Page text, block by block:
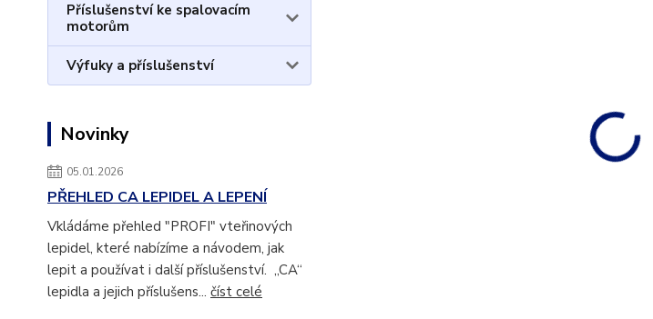
Příslušenství ke spalovacím
motorům
Výfuky a příslušenství
Novinky
05.01.2026
PŘEHLED CA LEPIDEL A LEPENÍ
Vkládáme přehled "PROFI" vteřinových
lepidel, které nabízíme a návodem, jak
lepit a používat i další příslušenství. „CA“
lepidla a jejich příslušens... číst celé